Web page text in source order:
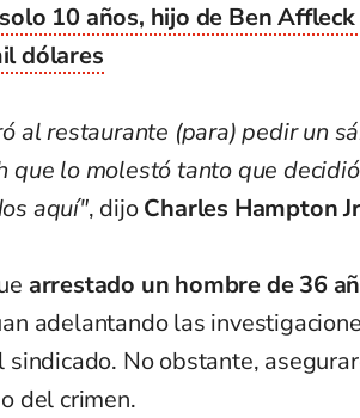
10 años, hijo de Ben
dólares
al restaurante (para) pedir un
que lo molestó tanto que
aquí", dijoCharles Hampton Jr
arrestado un hombre de 36
adelantando las
No obstante,
del crimen.